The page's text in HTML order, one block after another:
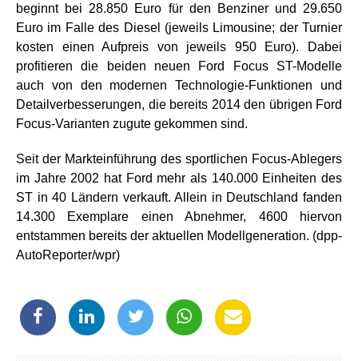
beginnt bei 28.850 Euro für den Benziner und 29.650
Euro im Falle des Diesel (jeweils Limousine; der Turnier
kosten einen Aufpreis von jeweils 950 Euro). Dabei
profitieren die beiden neuen Ford Focus ST-Modelle
auch von den modernen Technologie-Funktionen und
Detailverbesserungen, die bereits 2014 den übrigen Ford
Focus-Varianten zugute gekommen sind.
Seit der Markteinführung des sportlichen Focus-Ablegers
im Jahre 2002 hat Ford mehr als 140.000 Einheiten des
ST in 40 Ländern verkauft. Allein in Deutschland fanden
14.300 Exemplare einen Abnehmer, 4600 hiervon
entstammen bereits der aktuellen Modellgeneration. (dpp-
AutoReporter/wpr)